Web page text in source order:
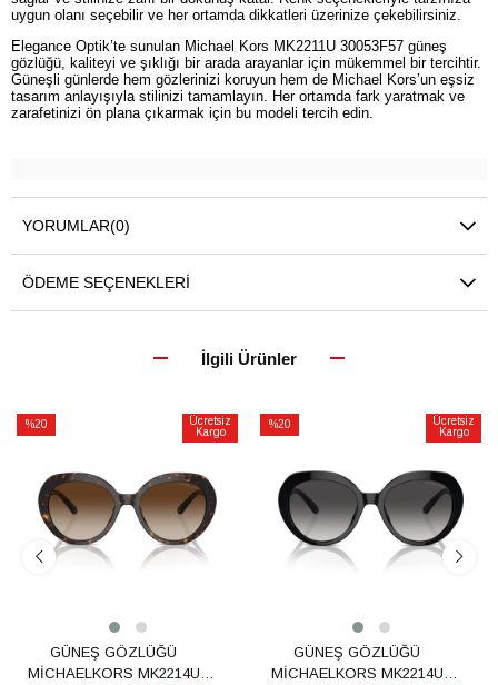
uygun olanı seçebilir ve her ortamda dikkatleri üzerinize çekebilirsiniz.
Elegance Optik’te sunulan Michael Kors MK2211U 30053F57 güneş
gözlüğü, kaliteyi ve şıklığı bir arada arayanlar için mükemmel bir tercihtir.
Güneşli günlerde hem gözlerinizi koruyun hem de Michael Kors’un eşsiz
tasarım anlayışıyla stilinizi tamamlayın. Her ortamda fark yaratmak ve
zarafetinizi ön plana çıkarmak için bu modeli tercih edin.
YORUMLAR(0)
ÖDEME SEÇENEKLERI
İlgili Ürünler
%20
Ücretsiz
Kargo
GÜNEŞ GÖZLÜĞÜ
MİCHAELKORS MK2214U
%20
%20İndirim
Ücretsiz
Kargo
GÜNEŞ GÖZLÜĞÜ
MİCHAELKORS MK2214U